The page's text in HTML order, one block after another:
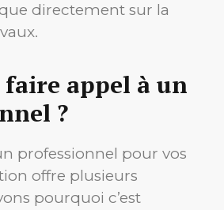
directement sur la
appel à un
?
professionnel pour vos
offre plusieurs
pourquoi c’est